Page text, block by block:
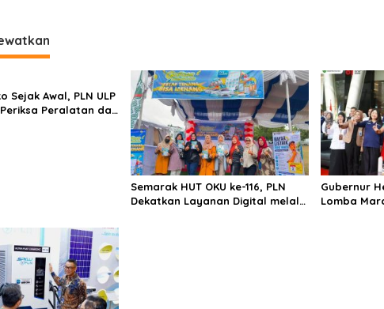
Sejak Awal, PLN ULP
Peralatan dan
Semarak HUT OKU ke-116, PLN
Dekatkan Layanan Digital melalui
Gubernur
Lomba